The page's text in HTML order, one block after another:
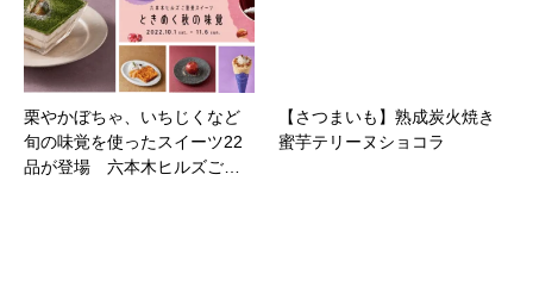
栗やかぼちゃ、いちじくなど
旬の味覚を使ったスイーツ22
品が登場 六本木ヒルズご…
【さつまいも】熟成炭火焼き
蜜芋テリーヌショコラ